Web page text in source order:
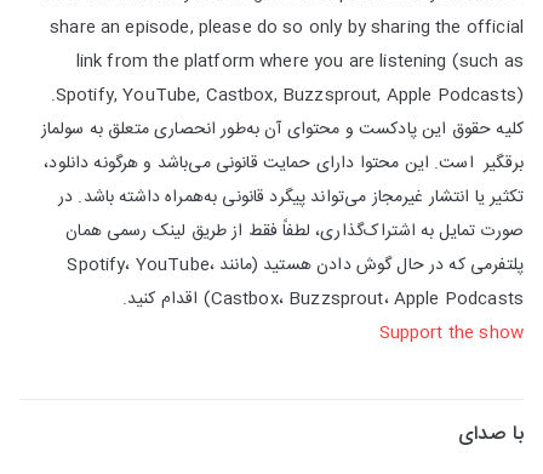
share an episode, please do so only by sharing the official
link from the platform where you are listening (such as
Spotify, YouTube, Castbox, Buzzsprout, Apple Podcasts).
کلیه حقوق این پادکست و محتوای آن به‌طور انحصاری متعلق به سولماز
برقگیر است. این محتوا دارای حمایت قانونی می‌باشد و هرگونه دانلود،
تکثیر یا انتشار غیرمجاز می‌تواند پیگرد قانونی به‌همراه داشته باشد. در
صورت تمایل به اشتراک‌گذاری، لطفاً فقط از طریق لینک رسمی همان
پلتفرمی که در حال گوش دادن هستید (مانند Spotify، YouTube،
Castbox، Buzzsprout، Apple Podcasts) اقدام کنید.
Support the show
با صدای